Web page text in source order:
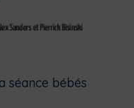
séance bébés